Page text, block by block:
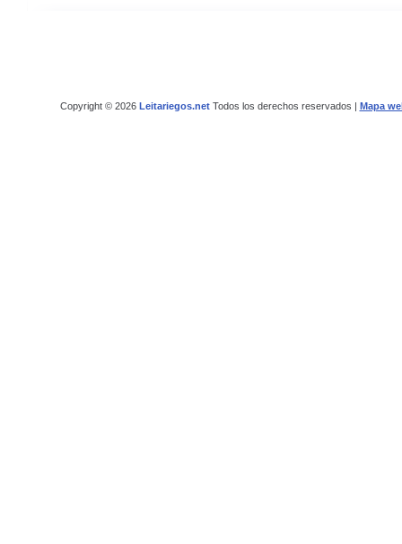
Copyright © 2026 Leitariegos.netTodos los derechos reservados | Mapa